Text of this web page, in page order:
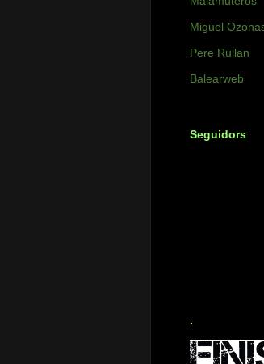
Miguel
Pere Rullan
Balearweb
Seguidors
.